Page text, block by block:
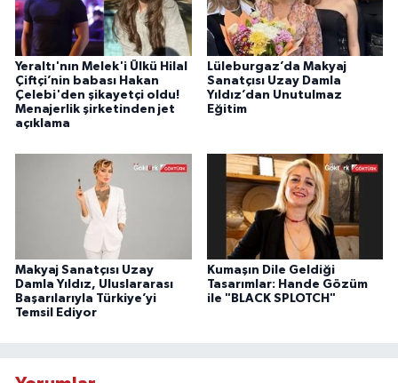
Yeraltı'nın Melek'i Ülkü Hilal
Çiftçi’nin babası Hakan
Çelebi'den şikayetçi oldu!
Menajerlik şirketinden jet
açıklama
Lüleburgaz’da Makyaj
Sanatçısı Uzay Damla
Yıldız’dan Unutulmaz
Eğitim
Makyaj Sanatçısı Uzay
Damla Yıldız, Uluslararası
Başarılarıyla Türkiye’yi
Temsil Ediyor
Kumaşın Dile Geldiği
Tasarımlar: Hande Gözüm
ile "BLACK SPLOTCH"